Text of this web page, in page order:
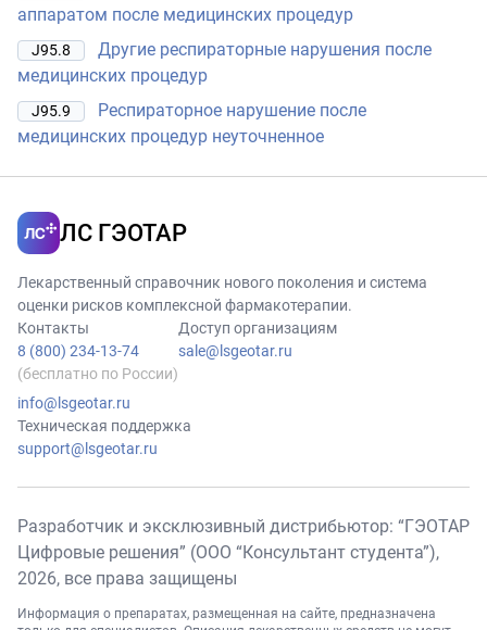
аппаратом после медицинских процедур
J95.8
Другие респираторные нарушения после
медицинских процедур
J95.9
Респираторное нарушение после
медицинских процедур неуточненное
ЛС ГЭОТАР
Лекарственный справочник нового поколения и система
оценки рисков комплексной фармакотерапии.
Контакты
8 (800) 234-13-74
(бесплатно по России)
info@lsgeotar.ru
Доступ организациям
sale@lsgeotar.ru
Техническая поддержка
support@lsgeotar.ru
Разработчик и эксклюзивный дистрибьютор: “ГЭОТАР
Цифровые решения” (ООО “Консультант студента”),
2026, все права защищены
Информация о препаратах, размещенная на сайте, предназначена